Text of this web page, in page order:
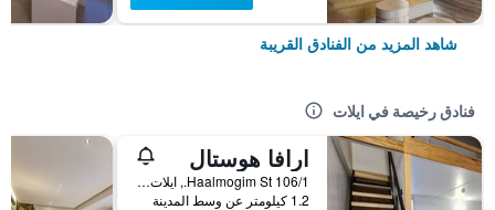
شاهد المزيد من الفنادق القريبة
فنادق رخيصة في ايلات
ارافا هوستال
106/1 Haalmogim St., ايلات, HaDarom (Southern), اسرائيل
1.2 كيلومتر عن وسط المدينة